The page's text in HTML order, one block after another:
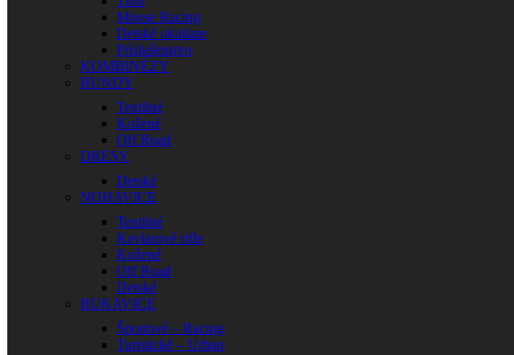
Moose Racing
Detské okuliare
Príslušenstvo
KOMBINÉZY
BUNDY
Textilné
Kožené
Off Road
DRESY
Detské
NOHAVICE
Textilné
Kevlarové rifle
Kožené
Off Road
Detské
RUKAVICE
Športové – Racing
Turistické – Urban